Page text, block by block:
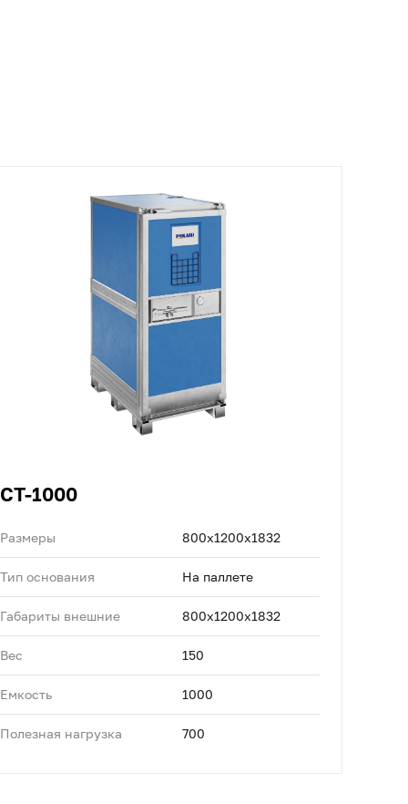
CT-1000
Размеры 800x1200x1832
Тип основания На паллете
Габариты внешние 800x1200x1832
Вес 150
Емкость 1000
Полезная нагрузка 700